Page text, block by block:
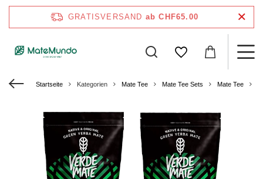
GRATISVERSAND ab CHF65.00
Startseite Kategorien Mate Tee Mate Tee Sets Mate Tee